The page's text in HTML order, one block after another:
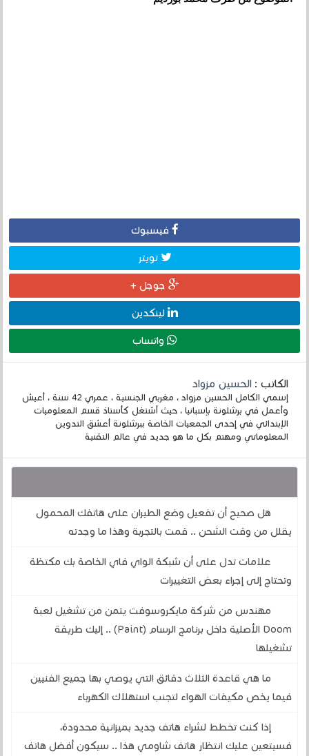
فيسبوك
تويتر
جوجل +
لينكدين
واتساب
الكاتب :الحسين مزواد
إسمي الكامل الحسين مزواد ، مغربي الجنسية ، عمري 42 سنة ، أعيش
وأعمل في برشلونة بإسبانيا ، حيث أشتغل كأستاذ قسم المعلوميات
الإبتدائي في إحدى الجمعيات الخاصة ببرشلونة أعشق التدوين
المعلوماتي ومهتم بكل ما هو جديد في عالم التقنية
هل صحيح أن تفعيل وضع الطيران على هاتفك المحمول
يقلل من وقت الشحن .. قمت بالتجربة وهذا ما وجدته
علامات تدل على أن شبكة الواي فاي الخاصة بك مكتظة
وتحتاج إلى إجراء بعض التغييرات
مهندس من شركة مايكروسوفت يتمن من تشغيل لعبة
Doom الأصلية داخل برنامج الرسام (Paint) .. إليك طريقة
تشغيلها
ما هي قاعدة الثلاث دقائق التي يوصي بها جميع الفنيين
فيما يخص مكيفات الهواء لتجنب استهلاك الكهرباء
إذا كنت تخطط لشراء هاتف جديد بميزانية محدودة،
فسيتعين عليك انتظار هاتف شاومي هذا .. سيكون أفضل هاتف